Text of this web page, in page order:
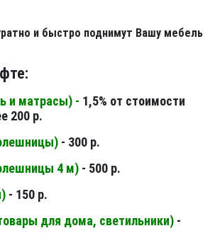
и быстро поднимут Вашу мебель
и матрасы) - 1,5% от стоимости
200 р.
) - 300 р.
4 м) - 500 р.
) - 150 р.
для дома, светильники) -